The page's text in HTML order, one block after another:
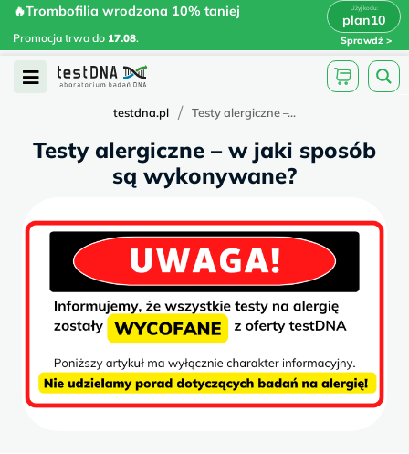
Skip
content
🔥Trombofilia wrodzona 10% taniej
Promocja trwa do 17.08.
plan10
Sprawdź
🔥Trombofilia wrodzona 10% taniej
plan10 x
Open
testdna.pl / Testy alergiczne –...
Testy alergiczne – w jaki sposób
są wykonywane?